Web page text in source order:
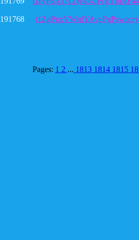
191768
Pages: 1 2 ... 1813 1814 1815